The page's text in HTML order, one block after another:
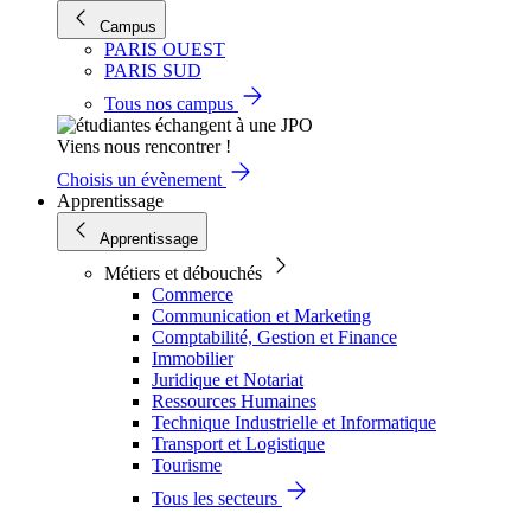
Campus
PARIS OUEST
PARIS SUD
Tous nos campus
Viens nous rencontrer !
Choisis un évènement
Apprentissage
Apprentissage
Métiers et débouchés
Commerce
Communication et Marketing
Comptabilité, Gestion et Finance
Immobilier
Juridique et Notariat
Ressources Humaines
Technique Industrielle et Informatique
Transport et Logistique
Tourisme
Tous les secteurs